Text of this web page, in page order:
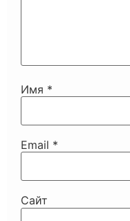
Имя *
Email *
Сайт